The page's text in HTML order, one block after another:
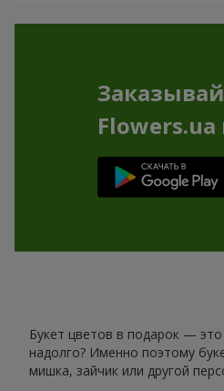
Букет цветов в подарок —
надолго? Именно поэтому
мишка, зайчик или другой